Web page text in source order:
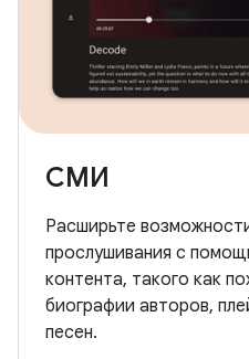
СМИ
Расширьте
прослушивания с
контента, такого как
биографии авторов,
песен.